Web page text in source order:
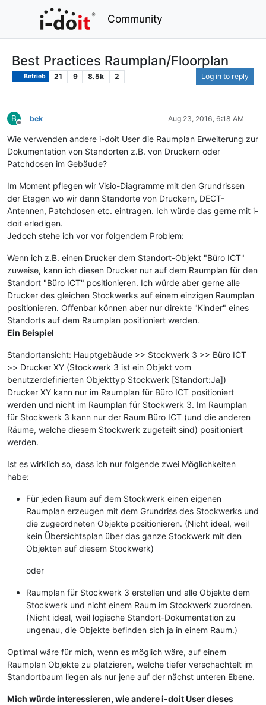
Community
Best Practices Raumplan/Floorplan
Betrieb 21 9 8.5k 2 Log in to reply
B
Offline
bek Aug 23, 2016, 6:18 AM
Wie verwenden andere i-doit User die Raumplan Erweiterung zur
Dokumentation von Standorten z.B. von Druckern oder
Patchdosen im Gebäude?
Im Moment pflegen wir Visio-Diagramme mit den Grundrissen
der Etagen wo wir dann Standorte von Druckern, DECT-
Antennen, Patchdosen etc. eintragen. Ich würde das gerne mit i-
doit erledigen.
Jedoch stehe ich vor vor folgendem Problem:
Wenn ich z.B. einen Drucker dem Standort-Objekt "Büro ICT"
zuweise, kann ich diesen Drucker nur auf dem Raumplan für den
Standort "Büro ICT" positionieren. Ich würde aber gerne alle
Drucker des gleichen Stockwerks auf einem einzigen Raumplan
positionieren. Offenbar können aber nur direkte "Kinder" eines
Standorts auf dem Raumplan positioniert werden.
Ein Beispiel
Standortansicht: Hauptgebäude >> Stockwerk 3 >> Büro ICT
>> Drucker XY (Stockwerk 3 ist ein Objekt vom
benutzerdefinierten Objekttyp Stockwerk [Standort:Ja])
Drucker XY kann nur im Raumplan für Büro ICT positioniert
werden und nicht im Raumplan für Stockwerk 3. Im Raumplan
für Stockwerk 3 kann nur der Raum Büro ICT (und die anderen
Räume, welche diesem Stockwerk zugeteilt sind) positioniert
werden.
Ist es wirklich so, dass ich nur folgende zwei Möglichkeiten
habe:
Für jeden Raum auf dem Stockwerk einen eigenen
Raumplan erzeugen mit dem Grundriss des Stockwerks und
die zugeordneten Objekte positionieren. (Nicht ideal, weil
kein Übersichtsplan über das ganze Stockwerk mit den
Objekten auf diesem Stockwerk)
oder
Raumplan für Stockwerk 3 erstellen und alle Objekte dem
Stockwerk und nicht einem Raum im Stockwerk zuordnen.
(Nicht ideal, weil logische Standort-Dokumentation zu
ungenau, die Objekte befinden sich ja in einem Raum.)
Optimal wäre für mich, wenn es möglich wäre, auf einem
Raumplan Objekte zu platzieren, welche tiefer verschachtelt im
Standortbaum liegen als nur jene auf der nächst unteren Ebene.
Mich würde interessieren, wie andere i-doit User dieses